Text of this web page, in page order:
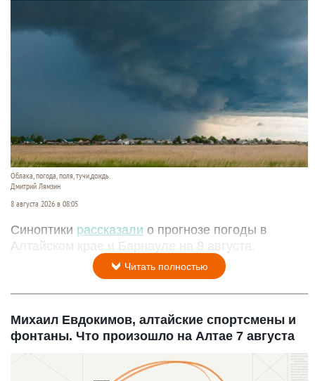
Облака, погода, поля, тучи,дождь.
Дмитрий Лямзин
8 августа 2026 в 08:05
Синоптики рассказали о прогнозе погоды в
Алтайском крае и Барнауле на 8 августа.
Читать полностью
Михаил Евдокимов, алтайские спортсмены и
фонтаны. Что произошло на Алтае 7 августа